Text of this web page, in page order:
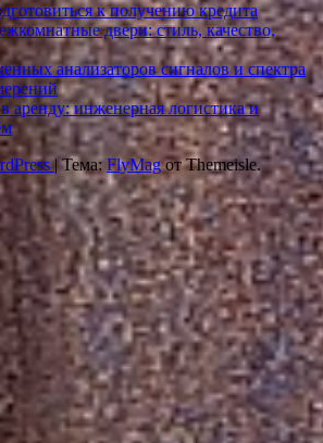
к получению кредита
двери: стиль, качество,
анализаторов сигналов и спектра
аренду: инженерная логистика и
|Тема:FlyMagот Themeisle.